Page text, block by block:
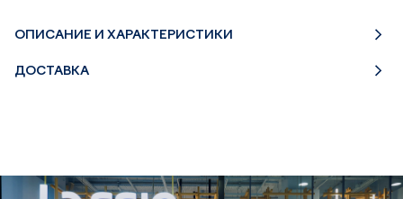
ОПИСАНИЕ И ХАРАКТЕРИСТИКИ
ДОСТАВКА